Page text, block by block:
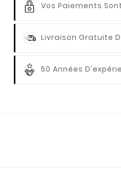
Vos Paiements
Livraison Gratuite
50 Années